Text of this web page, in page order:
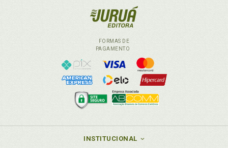
Justiça. Interdisciplinaridade no Direito, na bus ca da
efetivação da justiça, p. 161
Lei 12.318/2010 e legislação correlata ., p. 116
Lei da palmada. Projeto de Lei 7.672/2010 ., p. 72
Mecanismos de solução de conflitos ., p. 172
Mediação como mecanismo extrajudicial de solução
FORMAS DE
PAGAMENTO
INSTITUCIONAL